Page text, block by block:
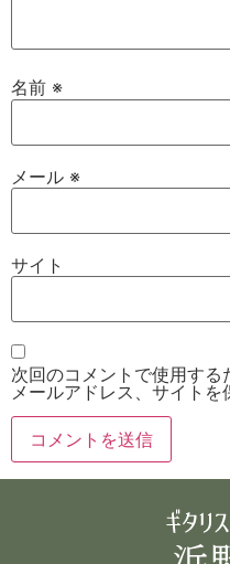
名前 ※
メール ※
サイト
次回のコメントで使用する
メールアドレス、サイトを